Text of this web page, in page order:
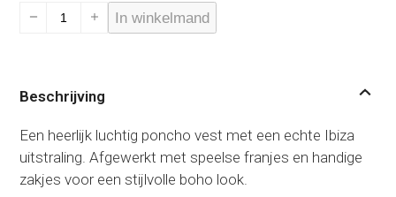
met
-
Kim
aantal
In winkelmand
Beschrijving
Een heerlijk luchtig poncho vest met een echte Ibiza
uitstraling. Afgewerkt met speelse franjes en handige
zakjes voor een stijlvolle boho look.